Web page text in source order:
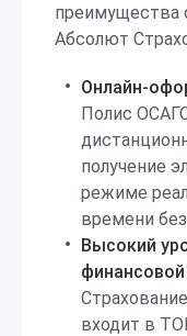
преимущества
Абсолют
Онлайн-
Полис
получение
режиме
времени
Высокий
Страхование
входит в